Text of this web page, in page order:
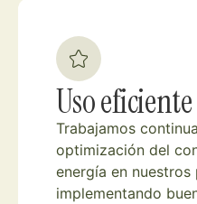
Uso
Trabajamos
optimización del
energía en
implementando